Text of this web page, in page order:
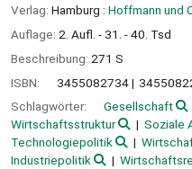
Verlag: Hamburg : Hoffmann und
Auflage: 2. Aufl. - 31. - 40. Tsd
Beschreibung: 271 S
ISBN:
3455082734
Schlagwörter:
Gesellschaft
Wirtschaftsstruktur
Soziale
Technologiepolitik
Industriepolitik